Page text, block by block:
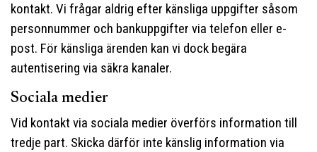
kontakt. Vi frågar aldrig efter känsliga uppgifter såsom
personnummer och bankuppgifter via telefon eller e-
post. För känsliga ärenden kan vi dock begära
autentisering via säkra kanaler.
Sociala medier
Vid kontakt via sociala medier överförs information till
tredje part. Skicka därför inte känslig information via